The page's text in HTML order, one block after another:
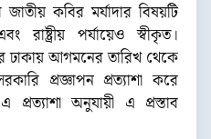
কবির মর্যাদার বিষয়টি
রাষ্ট্রীয় পর্যায়েও স্বীকৃত।
ঢাকায় আগমনের তারিখ থেকে
প্রজ্ঞাপন প্রত্যাশা করে
অনুযায়ী এ প্রস্তাব